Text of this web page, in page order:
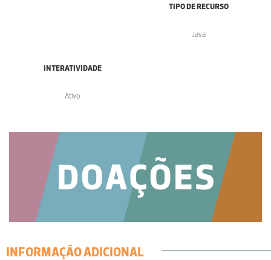
TIPO DE RECURSO
Java
INTERATIVIDADE
Ativo
INFORMAÇÃO ADICIONAL